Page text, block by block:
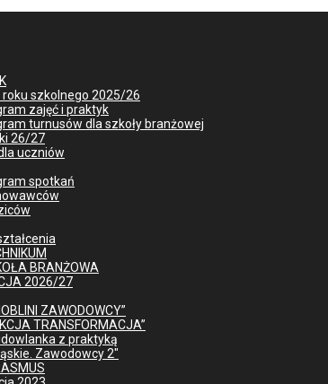
roku szkolnego 2025/26
zajęć i praktyk
turnusów dla szkoły branżowej
26/27
uczniów
spotkań
BRANŻOWA
2026/27
ZAWODOWCY”
TRANSFORMACJA”
z praktyką
Zawodowcy 2″